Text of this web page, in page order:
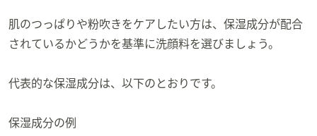
肌のつっぱりや粉吹きをケアしたい方は、保湿成分が配合
されているかどうかを基準に洗顔料を選びましょう。
代表的な保湿成分は、以下のとおりです。
保湿成分の例